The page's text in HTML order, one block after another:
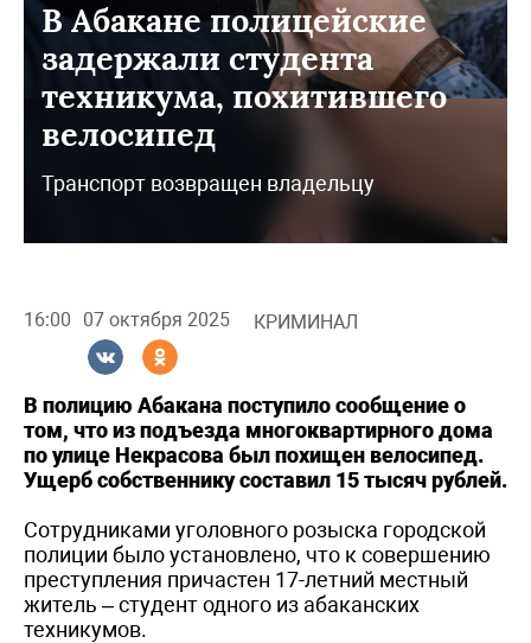
В Абакане полицейские
задержали студента
техникума, похитившего
велосипед
Транспорт возвращен владельцу
16:00 07 октября 2025 КРИМИНАЛ
В полицию Абакана поступило сообщение о
том, что из подъезда многоквартирного дома
по улице Некрасова был похищен велосипед.
Ущерб собственнику составил 15 тысяч рублей.
Сотрудниками уголовного розыска городской
полиции было установлено, что к совершению
преступления причастен 17-летний местный
житель – студент одного из абаканских
техникумов.